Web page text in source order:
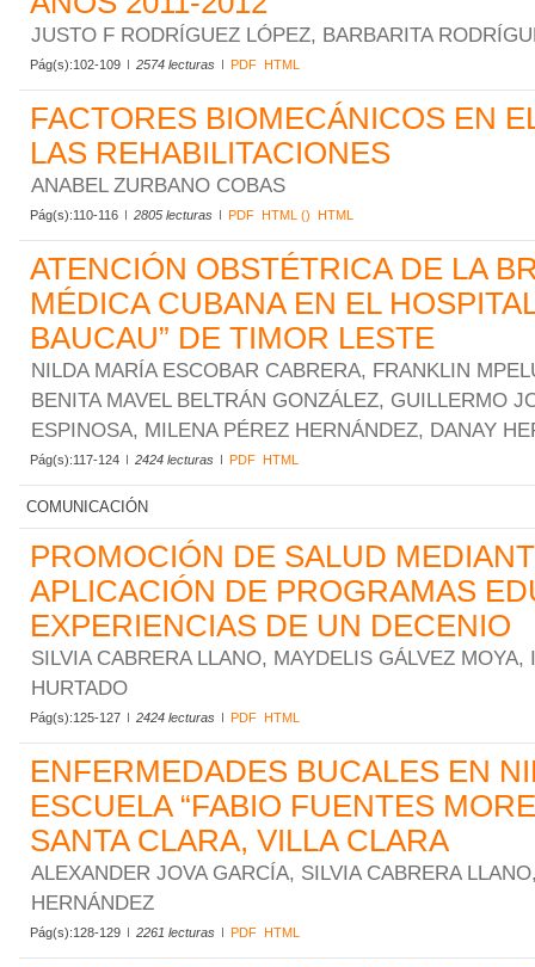
JUSTO F RODRÍGUEZ LÓPEZ, BARBARITA
Pág(s):102-109 2574 lecturas PDF HTML
FACTORES BIOMECÁNICOS EN
LAS REHABILITACIONES
ANABEL ZURBANO COBAS
Pág(s):110-116 2805 lecturas PDF HTML () HTML
ATENCIÓN OBSTÉTRICA DE LA
MÉDICA CUBANA EN EL
BAUCAU” DE TIMOR LESTE
NILDA MARÍA ESCOBAR CABRERA, FRANKLIN
BENITA MAVEL BELTRÁN GONZÁLEZ, GUILLERMO
ESPINOSA, MILENA PÉREZ HERNÁNDEZ, DANAY
Pág(s):117-124 2424 lecturas PDF HTML
COMUNICACIÓN
PROMOCIÓN DE SALUD
APLICACIÓN DE PROGRAMAS
EXPERIENCIAS DE UN DECENIO
SILVIA CABRERA LLANO, MAYDELIS GÁLVEZ MOYA,
HURTADO
Pág(s):125-127 2424 lecturas PDF HTML
ENFERMEDADES BUCALES EN
ESCUELA “FABIO FUENTES
SANTA CLARA, VILLA CLARA
ALEXANDER JOVA GARCÍA, SILVIA CABRERA
HERNÁNDEZ
Pág(s):128-129 2261 lecturas PDF HTML